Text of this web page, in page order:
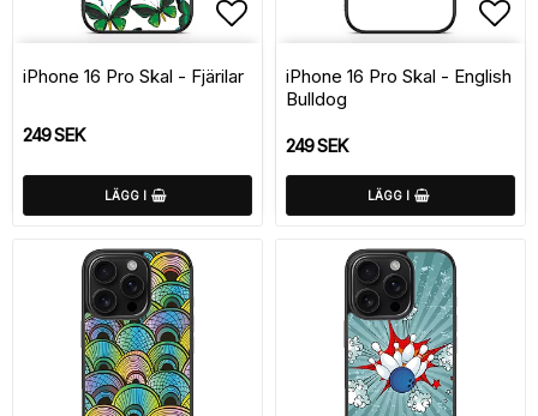
Lägg till i favoritlistan
iPhone 16 Pro Skal - Fjärilar
249 SEK
LÄGG I
iPhone 16 Pro Skal - English
Bulldog
249 SEK
LÄGG I